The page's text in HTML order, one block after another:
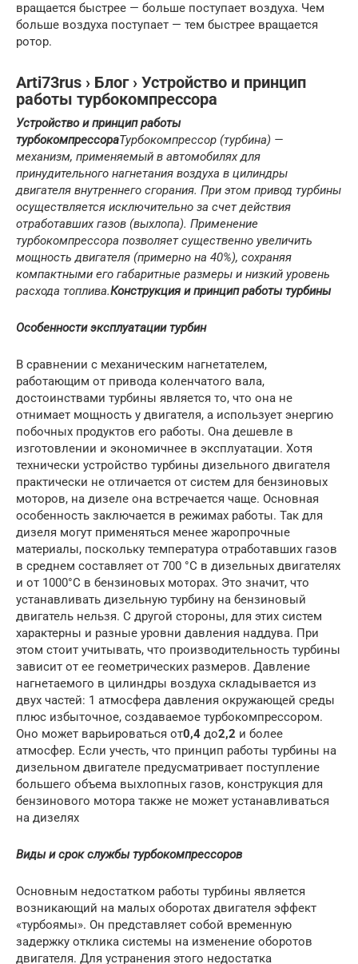
вращается быстрее — больше поступает воздуха. Чем
больше воздуха поступает — тем быстрее вращается
ротор.
Arti73rus › Блог › Устройство и принцип
работы турбокомпрессора
Устройство и принцип работы
турбокомпрессораТурбокомпрессор (турбина) —
механизм, применяемый в автомобилях для
принудительного нагнетания воздуха в цилиндры
двигателя внутреннего сгорания. При этом привод турбины
осуществляется исключительно за счет действия
отработавших газов (выхлопа). Применение
турбокомпрессора позволяет существенно увеличить
мощность двигателя (примерно на 40%), сохраняя
компактными его габаритные размеры и низкий уровень
расхода топлива.Конструкция и принцип работы турбины
Особенности эксплуатации турбин
В сравнении с механическим нагнетателем,
работающим от привода коленчатого вала,
достоинствами турбины является то, что она не
отнимает мощность у двигателя, а использует энергию
побочных продуктов его работы. Она дешевле в
изготовлении и экономичнее в эксплуатации. Хотя
технически устройство турбины дизельного двигателя
практически не отличается от систем для бензиновых
моторов, на дизеле она встречается чаще. Основная
особенность заключается в режимах работы. Так для
дизеля могут применяться менее жаропрочные
материалы, поскольку температура отработавших газов
в среднем составляет от 700 °С в дизельных двигателях
и от 1000°С в бензиновых моторах. Это значит, что
устанавливать дизельную турбину на бензиновый
двигатель нельзя. С другой стороны, для этих систем
характерны и разные уровни давления наддува. При
этом стоит учитывать, что производительность турбины
зависит от ее геометрических размеров. Давление
нагнетаемого в цилиндры воздуха складывается из
двух частей: 1 атмосфера давления окружающей среды
плюс избыточное, создаваемое турбокомпрессором.
Оно может варьироваться от0,4 до2,2 и более
атмосфер. Если учесть, что принцип работы турбины на
дизельном двигателе предусматривает поступление
большего объема выхлопных газов, конструкция для
бензинового мотора также не может устанавливаться
на дизелях
Виды и срок службы турбокомпрессоров
Основным недостатком работы турбины является
возникающий на малых оборотах двигателя эффект
«турбоямы». Он представляет собой временную
задержку отклика системы на изменение оборотов
двигателя. Для устранения этого недостатка